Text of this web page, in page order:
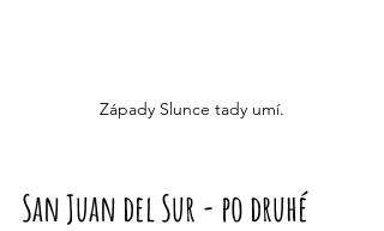
Západy Slunce tady umí.
San Juan del Sur - po druhé